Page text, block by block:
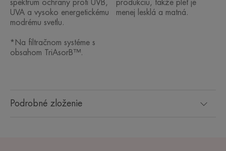
Podrobné zloženie
spektrum ochrany proti UVB,
UVA a vysoko energetickému
modrému svetlu.
*Na filtračnom systéme s
obsahom TriAsorB™.
produkciu, takže pleť je
menej lesklá a matná.